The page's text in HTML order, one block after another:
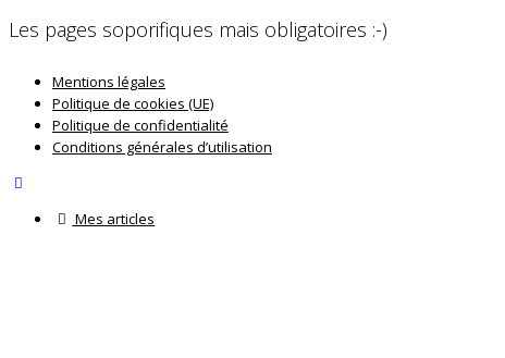
Les pages soporifiques mais obligatoires :-)
Mentions légales
Politique de cookies (UE)
Politique de confidentialité
Conditions générales d’utilisation
Mes articles